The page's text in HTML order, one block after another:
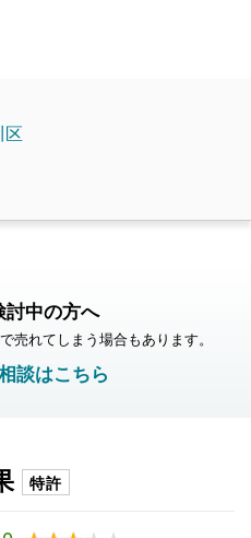
区
討中の方へ
売れてしまう場合もあります。
談はこちら
特許